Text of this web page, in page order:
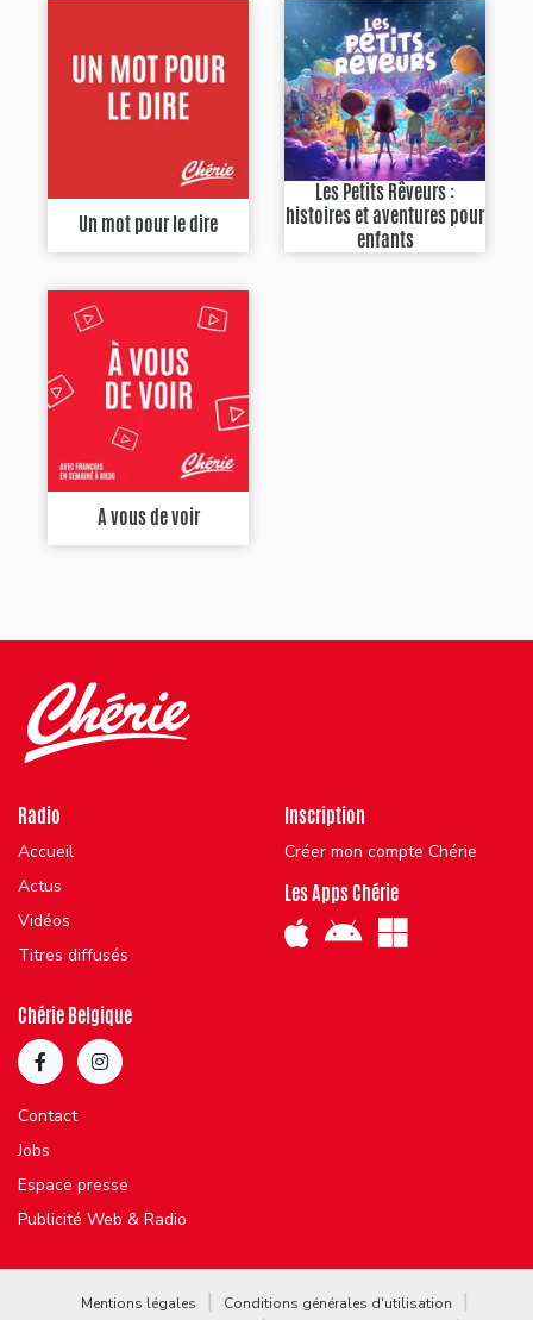
Un mot pour le dire
Les Petits Rêveurs :
histoires et aventures pour
enfants
A vous de voir
Radio
Accueil
Actus
Vidéos
Titres diffusés
Inscription
Créer mon compte Chérie
Les Apps Chérie
Chérie Belgique
Contact
Jobs
Espace presse
Publicité Web & Radio
Mentions légales
Conditions générales d'utilisation